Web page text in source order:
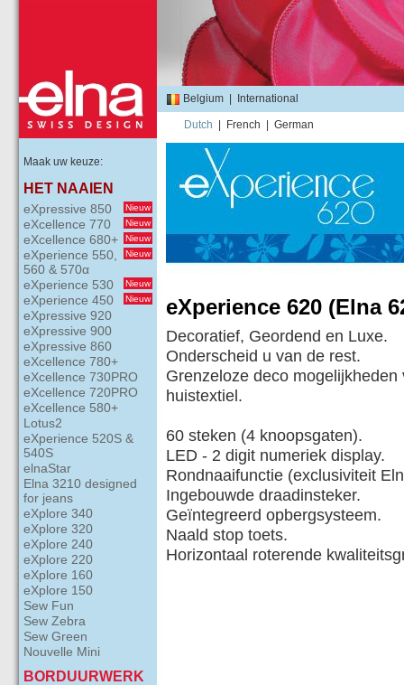
Belgium International
Dutch French German
Maak uw keuze:
HET NAAIEN
Nieuw
eXpressive 850
Nieuw
eXcellence 770
Nieuw
eXcellence 680+
Nieuw
eXperience 550,
560 & 570α
Nieuw
eXperience 530
Nieuw
eXperience 450
eXpressive 920
eXpressive 900
eXpressive 860
eXcellence 780+
eXcellence 730PRO
eXcellence 720PRO
eXcellence 580+
Lotus2
eXperience 520S &
540S
elnaStar
Elna 3210 designed
for jeans
eXplore 340
eXplore 320
eXplore 240
eXplore 220
eXplore 160
eXplore 150
Sew Fun
Sew Zebra
Sew Green
Nouvelle Mini
BORDUURWERK
eXperience 620 (Elna
Decoratief, Geordend en Luxe.
Onderscheid u van de rest.
Grenzeloze deco mogelijkheden
huistextiel.
60 steken (4 knoopsgaten).
LED - 2 digit numeriek display.
Rondnaaifunctie (exclusiviteit
Ingebouwde draadinsteker.
Geïntegreerd opbergsysteem.
Naald stop toets.
Horizontaal roterende